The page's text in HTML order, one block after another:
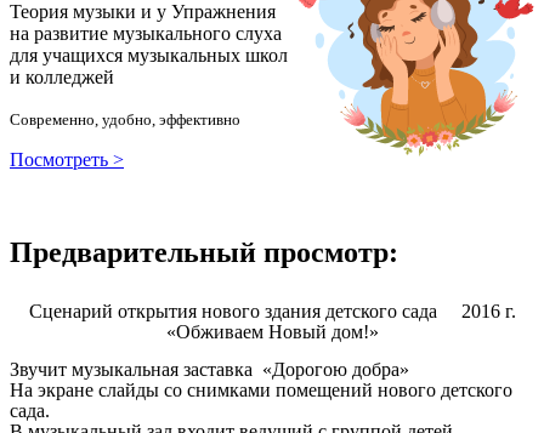
Теория музыки и у Упражнения
на развитие музыкального слуха
для учащихся музыкальных школ
и колледжей
Современно, удобно, эффективно
Посмотреть >
Предварительный просмотр:
Сценарий открытия нового здания детского сада 2016 г.
«Обживаем Новый дом!»
Звучит музыкальная заставка «Дорогою добра»
На экране слайды со снимками помещений нового детского
сада.